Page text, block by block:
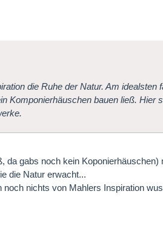
die Ruhe der Natur. Am idealsten
Komponierhäuschen bauen ließ. Hier
da gabs noch kein
die Natur erwacht...
nichts von Mahlers Inspiration